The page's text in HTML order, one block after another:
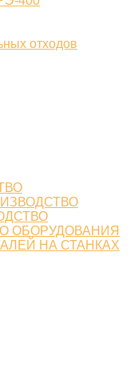
отходов
ОБОРУДОВАНИЯ
НА СТАНКАХ